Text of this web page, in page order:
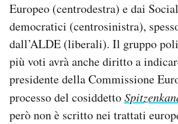
Europeo (centrodestra) e dai
democratici (centrosinistra),
dall’ALDE (liberali). Il gruppo
più voti avrà anche diritto a
presidente della Commissione
processo del cosiddetto
però non è scritto nei trattati